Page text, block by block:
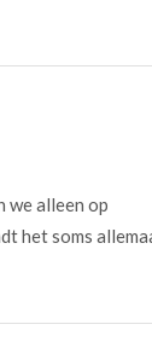
we alleen op
het soms